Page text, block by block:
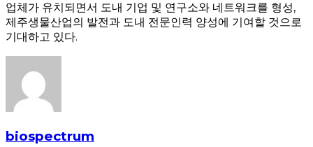
업체가 유치되면서 도내 기업 및 연구소와 네트워크를 형성,
제주생물산업의 발전과 도내 전문인력 양성에 기여할 것으로
기대하고 있다.
biospectrum